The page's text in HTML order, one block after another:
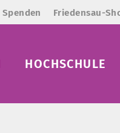
Spenden Friedensau-
HOCHSCHULE